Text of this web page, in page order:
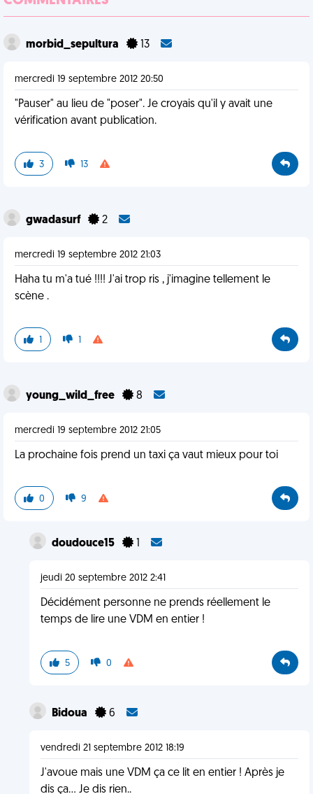
morbid_sepultura 13
mercredi 19 septembre 2012 20:50
"Pauser" au lieu de "poser". Je croyais qu'il y avait une
vérification avant publication.
3 13
gwadasurf 2
mercredi 19 septembre 2012 21:03
Haha tu m'a tué !!!! J'ai trop ris , j'imagine tellement le
scène .
1 1
young_wild_free 8
mercredi 19 septembre 2012 21:05
La prochaine fois prend un taxi ça vaut mieux pour toi
0 9
doudouce15 1
jeudi 20 septembre 2012 2:41
Décidément personne ne prends réellement le
temps de lire une VDM en entier !
5 0
Bidoua 6
vendredi 21 septembre 2012 18:19
J'avoue mais une VDM ça ce lit en entier ! Après je
dis ça... Je dis rien..